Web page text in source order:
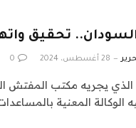
تحقيق
28 أغسطس، 2024 0
يجريه مكتب المفتش
الوكالة المعنية